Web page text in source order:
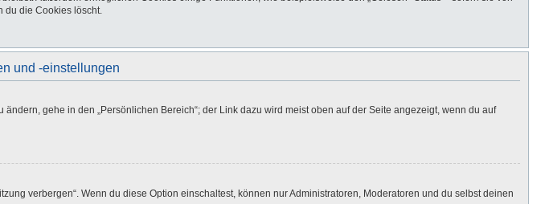
du die Cookies löscht.
und -einstellungen
gehe in den „Persönlichen Bereich“; der Link dazu wird meist oben auf der Seite angezeigt, wenn du auf
verbergen“. Wenn du diese Option einschaltest, können nur Administratoren, Moderatoren und du selbst deinen